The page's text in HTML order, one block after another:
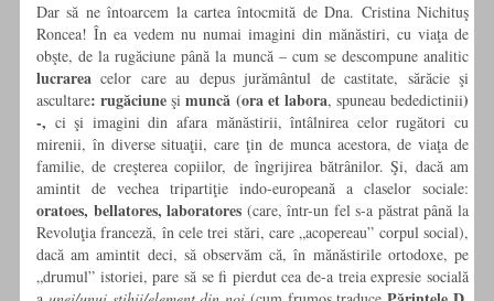
Dar să ne întoarcem la cartea întocmită de Dna. Cristina Nichituş
Roncea! În ea vedem nu numai imagini din mănăstiri, cu viaţa de
obşte, de la rugăciune până la muncă – cum se descompune analitic
lucrarea celor care au depus jurământul de castitate, sărăcie şi
ascultare: rugăciune şi muncă (ora et labora, spuneau bededictinii)
-, ci şi imagini din afara mănăstirii, întâlnirea celor rugători cu
mirenii, în diverse situaţii, care ţin de munca acestora, de viaţa de
familie, de creşterea copiilor, de îngrijirea bătrânilor. Şi, dacă am
amintit de vechea tripartiţie indo-europeană a claselor sociale:
oratoes, bellatores, laboratores (care, într-un fel s-a păstrat până la
Revoluţia franceză, în cele trei stări, care „acopereau” corpul social),
dacă am amintit deci, să observăm că, în mănăstirile ortodoxe, pe
„drumul” istoriei, pare să se fi pierdut cea de-a treia expresie socială